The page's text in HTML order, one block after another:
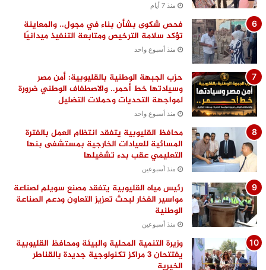
منذ 7 أيام
فحص شكوى بشأن بناء في مجول.. والمعاينة
تؤكد سلامة الترخيص ومتابعة التنفيذ ميدانيًا
منذ أسبوع واحد
حزب الجبهة الوطنية بالقليوبية: أمن مصر
وسيادتها خط أحمر.. والاصطفاف الوطني ضرورة
لمواجهة التحديات وحملات التضليل
منذ أسبوع واحد
محافظ القليوبية يتفقد انتظام العمل بالفترة
المسائية للعيادات الخارجية بمستشفى بنها
التعليمي عقب بدء تشغيلها
منذ أسبوعين
رئيس مياه القليوبية يتفقد مصنع سويلم لصناعة
مواسير الفخار لبحث تعزيز التعاون ودعم الصناعة
الوطنية
منذ أسبوعين
وزيرة التنمية المحلية والبيئة ومحافظ القليوبية
يفتتحان 3 مراكز تكنولوجية جديدة بالقناطر
الخيرية